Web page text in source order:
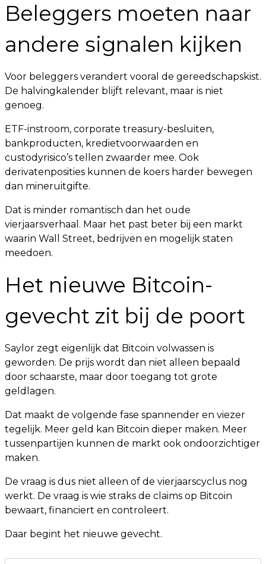
Beleggers moeten naar
andere signalen kijken
Voor beleggers verandert vooral de gereedschapskist.
De halvingkalender blijft relevant, maar is niet
genoeg.
ETF-instroom, corporate treasury-besluiten,
bankproducten, kredietvoorwaarden en
custodyrisico’s tellen zwaarder mee. Ook
derivatenposities kunnen de koers harder bewegen
dan mineruitgifte.
Dat is minder romantisch dan het oude
vierjaarsverhaal. Maar het past beter bij een markt
waarin Wall Street, bedrijven en mogelijk staten
meedoen.
Het nieuwe Bitcoin-
gevecht zit bij de poort
Saylor zegt eigenlijk dat Bitcoin volwassen is
geworden. De prijs wordt dan niet alleen bepaald
door schaarste, maar door toegang tot grote
geldlagen.
Dat maakt de volgende fase spannender en viezer
tegelijk. Meer geld kan Bitcoin dieper maken. Meer
tussenpartijen kunnen de markt ook ondoorzichtiger
maken.
De vraag is dus niet alleen of de vierjaarscyclus nog
werkt. De vraag is wie straks de claims op Bitcoin
bewaart, financiert en controleert.
Daar begint het nieuwe gevecht.